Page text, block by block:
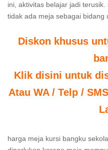
ini, aktivitas belajar jadi
tidak ada meja sebagai bidang
Diskon khusus
Klik disini untuk
Atau WA / Telp /
harga meja kursi bangku